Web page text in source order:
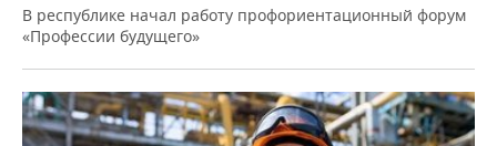
В республике начал работу профориентационный форум
«Профессии будущего»